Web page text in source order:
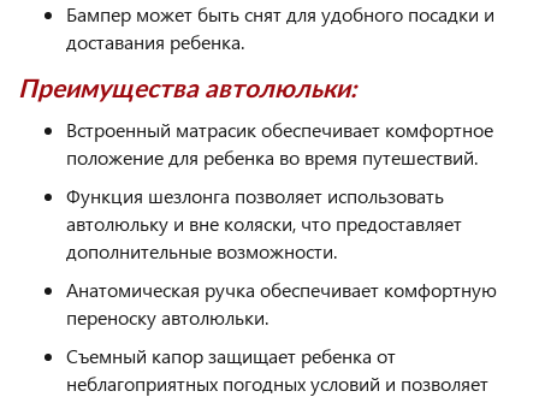
Бампер может быть снят для удобного посадки и
доставания ребенка.
Преимущества автолюльки:
Встроенный матрасик обеспечивает комфортное
положение для ребенка во время путешествий.
Функция шезлонга позволяет использовать
автолюльку и вне коляски, что предоставляет
дополнительные возможности.
Анатомическая ручка обеспечивает комфортную
переноску автолюльки.
Съемный капор защищает ребенка от
неблагоприятных погодных условий и позволяет